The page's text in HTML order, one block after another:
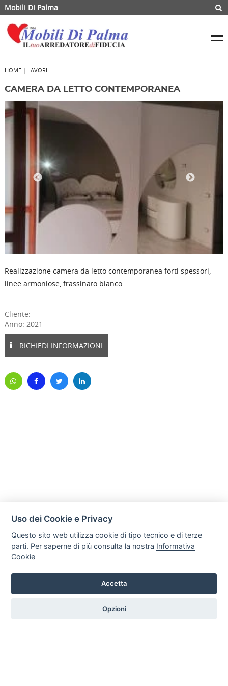
Mobili Di Palma
HOME| LAVORI
CAMERA DA LETTO CONTEMPORANEA
Realizzazione camera da letto contemporanea forti spessori,
linee armoniose, frassinato bianco.
Cliente:
Anno: 2021
RICHIEDI INFORMAZIONI
Mobili Di Palma
Via di Ogliara 89, 84135, Salerno
Tel. +39 089281193 / +39 3358372617 Email:
Uso dei Cookie e Privacy
Questo sito web utilizza cookie di tipo tecnico e di terze
parti. Per saperne di più consulta la nostra Informativa
Cookie
Accetta
Opzioni